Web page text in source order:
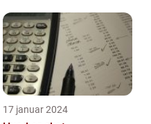
17 januar 2024